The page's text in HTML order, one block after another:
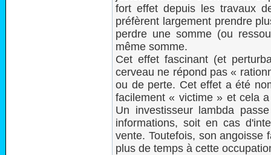
fort effet depuis les travaux
préfèrent largement prendre
perdre une somme (ou
même somme.
Cet effet fascinant (et
cerveau ne répond pas «
ou de perte. Cet effet a été
facilement « victime » et cela
Un investisseur lambda
informations, soit en cas
vente. Toutefois, son angoisse
plus de temps à cette